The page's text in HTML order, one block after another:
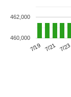
7/19 7/21 7/23
460,000
462,000